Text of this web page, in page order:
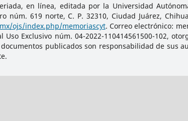
en línea, editada por la Universidad
núm. 619 norte, C. P. 32310, Ciudad Juárez,
ojs/index.php/memoriascyt. Correo electrónico:
Uso Exclusivo núm. 04-2022-110414561500-102,
publicados son responsabilidad de sus